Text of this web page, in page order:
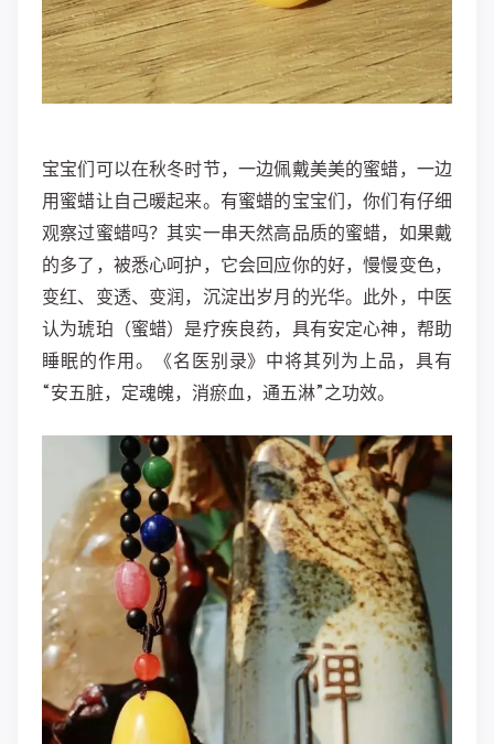
宝宝们可以在秋冬时节，一边佩戴美美的蜜蜡，一边
用蜜蜡让自己暖起来。有蜜蜡的宝宝们，你们有仔细
观察过蜜蜡吗？其实一串天然高品质的蜜蜡，如果戴
的多了，被悉心呵护，它会回应你的好，慢慢变色，
变红、变透、变润，沉淀出岁月的光华。此外，中医
认为琥珀（蜜蜡）是疗疾良药，具有安定心神，帮助
睡眠的作用。《名医别录》中将其列为上品，具有
“安五脏，定魂魄，消瘀血，通五淋”之功效。